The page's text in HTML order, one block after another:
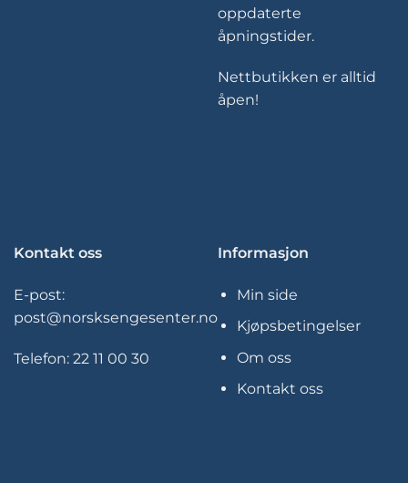
oppdaterte
åpningstider.
Nettbutikken er alltid
åpen!
Kontakt oss
E-post:
post@norsksengesenter.no
Telefon: 22 11 00 30
Informasjon
Min side
Kjøpsbetingelser
Om oss
Kontakt oss